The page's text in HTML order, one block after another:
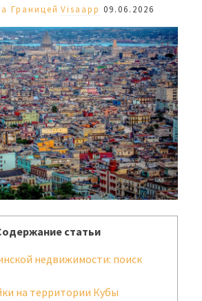
Границей Visaapp 09.06.2026
статьи
недвижимости: поиск
на территории Кубы